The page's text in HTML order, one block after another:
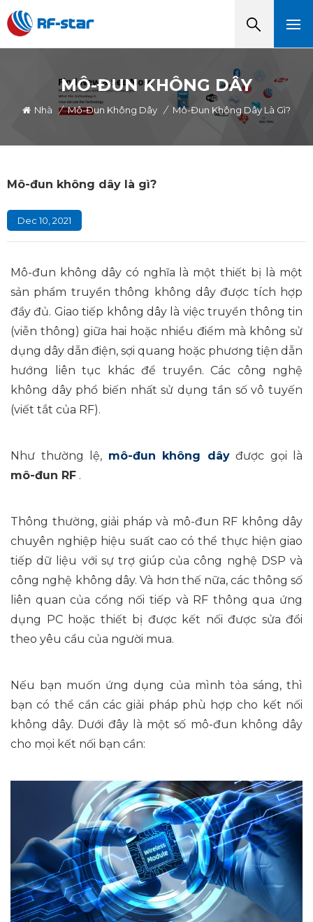
MÔ-ĐUN KHÔNG DÂY
Nhà / Mô-Đun Không Dây / Mô-Đun Không Dây Là Gì?
Mô-đun không dây là gì?
Dec 10, 2021
Mô-đun không dây có nghĩa là một thiết bị là một
sản phẩm truyền thông không dây được tích hợp
đầy đủ. Giao tiếp không dây là việc truyền thông tin
(viễn thông) giữa hai hoặc nhiều điểm mà không sử
dụng dây dẫn điện, sợi quang hoặc phương tiện dẫn
hướng liên tục khác để truyền. Các công nghệ
không dây phổ biến nhất sử dụng tần số vô tuyến
(viết tắt của RF).
Như thường lệ, mô-đun không dâyđược gọi là
mô-đun RF .
Thông thường, giải pháp và mô-đun RF không dây
chuyên nghiệp hiệu suất cao có thể thực hiện giao
tiếp dữ liệu với sự trợ giúp của công nghệ DSP và
công nghệ không dây. Và hơn thế nữa,các thông số
liên quan của cổng nối tiếp và RF thông qua ứng
dụng PC hoặc thiết bị được kết nối được sửa đổi
theo yêu cầu của người mua.
Nếu bạn muốn ứng dụng của mình tỏa sáng, thì
bạn có thể cần các giải pháp phù hợp cho kết nối
không dây. Dưới đây là một số mô-đun không dây
cho mọi kết nối bạn cần: